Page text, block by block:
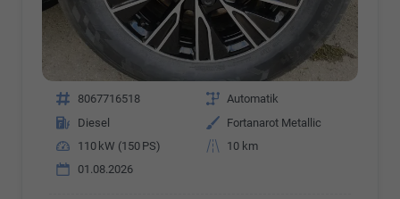
Fahrzeugnr. 8067716518 Getriebe Automatik
Kraftstoff
Diesel Außenfarbe Fortanarot Metallic
Leistung
110 kW (150 PS) Kilometerstand
10 km
01.08.2026